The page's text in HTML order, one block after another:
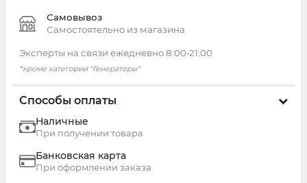
Самовывоз
Самостоятельно из магазина
Эксперты на связи ежедневно 8:00‑21:00
*кроме категории "Генераторы"
Способы оплаты
Наличные
При получении товара
Банковская карта
При оформлении заказа